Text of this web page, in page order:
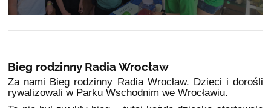
Bieg rodzinny Radia Wrocław
Za nami Bieg rodzinny Radia Wrocław. Dzieci i dorośli
rywalizowali w Parku Wschodnim we Wrocławiu.